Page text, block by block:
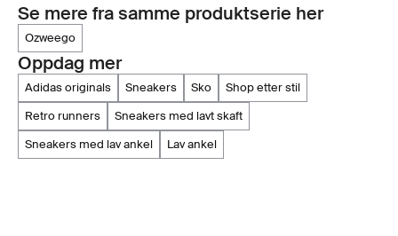
Se mere fra samme produktserie her
ozweego
Oppdag mer
adidas originals sneakers sko
shop etter stil
retro runners
sneakers med lavt skaft
sneakers med lav ankel
lav ankel